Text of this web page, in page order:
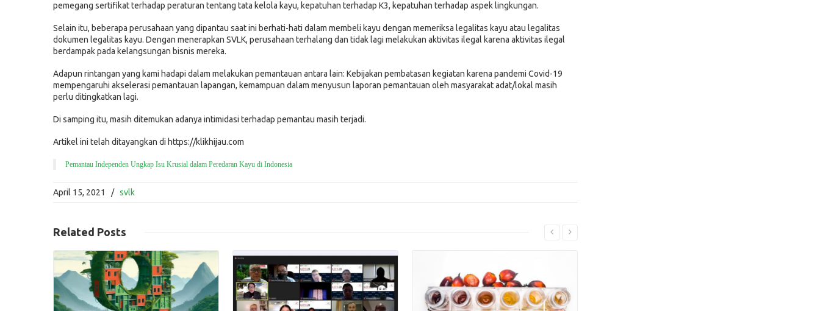
pemegang sertifikat terhadap peraturan tentang tata kelola kayu, kepatuhan terhadap K3, kepatuhan terhadap aspek lingkungan.
Selain itu, beberapa perusahaan yang dipantau saat ini berhati-hati dalam membeli kayu dengan memeriksa legalitas kayu atau legalitas
dokumen legalitas kayu. Dengan menerapkan SVLK, perusahaan terhalang dan tidak lagi melakukan aktivitas ilegal karena aktivitas ilegal
berdampak pada kelangsungan bisnis mereka.
Adapun rintangan yang kami hadapi dalam melakukan pemantauan antara lain: Kebijakan pembatasan kegiatan karena pandemi Covid-19
mempengaruhi akselerasi pemantauan lapangan, kemampuan dalam menyusun laporan pemantauan oleh masyarakat adat/lokal masih
perlu ditingkatkan lagi.
Di samping itu, masih ditemukan adanya intimidasi terhadap pemantau masih terjadi.
Artikel ini telah ditayangkan di https://klikhijau.com
Pemantau Independen Ungkap Isu Krusial dalam Peredaran Kayu di Indonesia
April 15, 2021 / svlk
Related PostsRead More